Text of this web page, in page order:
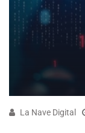
La Nave Digital